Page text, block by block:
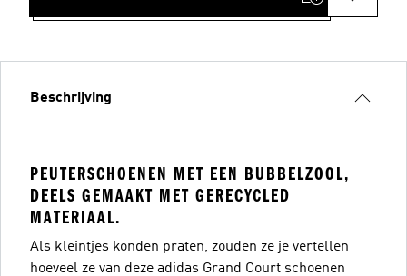
Beschrijving
PEUTERSCHOENEN MET EEN BUBBELZOOL,
DEELS GEMAAKT MET GERECYCLED
MATERIAAL.
Als kleintjes konden praten, zouden ze je vertellen
hoeveel ze van deze adidas Grand Court schoenen